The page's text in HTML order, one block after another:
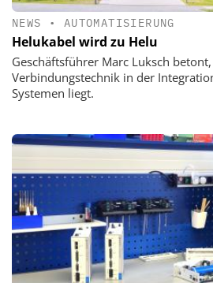
NEWS • AUTOMATISIERUNG
Helukabel wird zu Helu
Geschäftsführer Marc Luksch
Verbindungstechnik in der
Systemen liegt.